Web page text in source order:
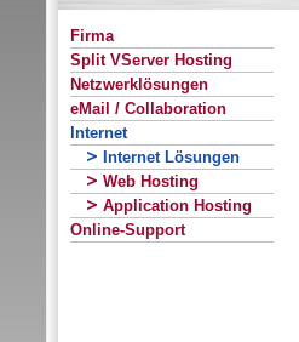
Firma
Split VServer Hosting
Netzwerklösungen
eMail / Collaboration
Internet
Internet Lösungen
Web Hosting
Application Hosting
Online-Support